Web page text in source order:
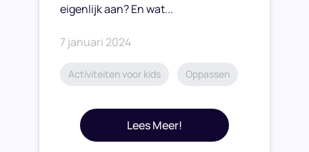
eigenlijk aan? En wat...
7 januari 2024
Activiteiten voor kids Oppassen
Lees Meer!